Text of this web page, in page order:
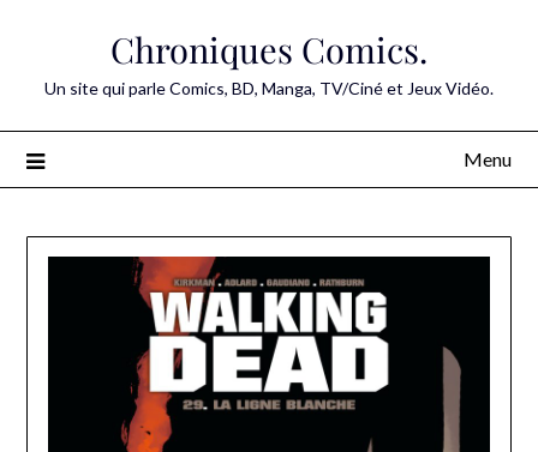
Chroniques Comics.
Un site qui parle Comics, BD, Manga, TV/Ciné et Jeux Vidéo.
Menu